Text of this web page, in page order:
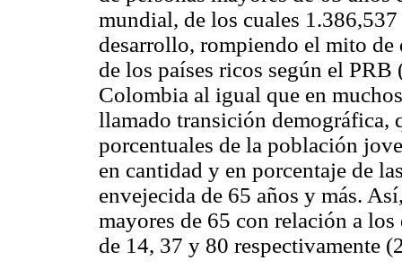
mundial, de los cuales
desarrollo, rompiendo el mito de
de los países ricos según el
Colombia al igual que en
llamado transición demográfica,
porcentuales de la población
en cantidad y en porcentaje de
envejecida de 65 años y más.
mayores de 65 con relación a
de 14, 37 y 80 respectivamente